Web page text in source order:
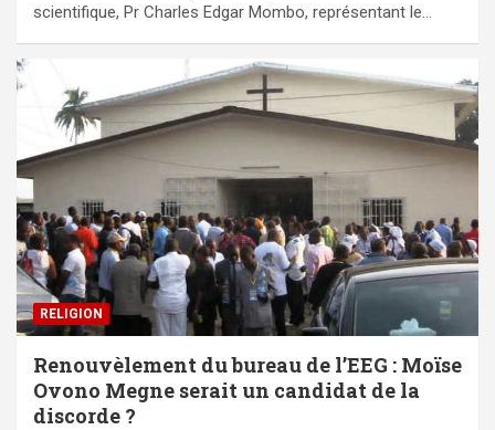
scientifique, Pr Charles Edgar Mombo, représentant le…
RELIGION
Renouvèlement du bureau de l’EEG : Moïse
Ovono Megne serait un candidat de la
discorde ?